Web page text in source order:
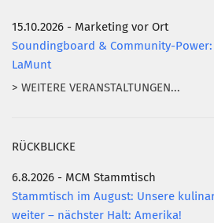
15.10.2026 - Marketing vor Ort
Soundingboard & Community-
LaMunt
> WEITERE VERANSTALTUNGEN...
RÜCKBLICKE
6.8.2026 - MCM Stammtisch
Stammtisch im August: Unsere
weiter – nächster Halt: Amerika!